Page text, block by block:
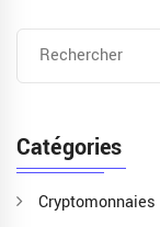
Catégories
Cryptomonnaies